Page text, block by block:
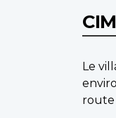
Le
route